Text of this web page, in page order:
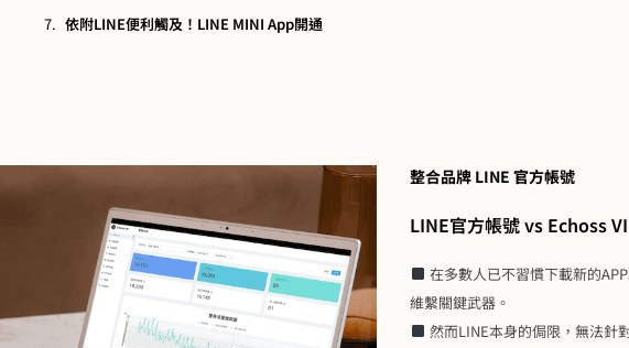
依附LINE便利觸及！LINE MINI App開通
整合品牌 LINE 官方帳號
LINE官方帳號 vs Echoss
在多數人已不習慣下載新的
維繫關鍵武器。
然而LINE本身的侷限，無法針